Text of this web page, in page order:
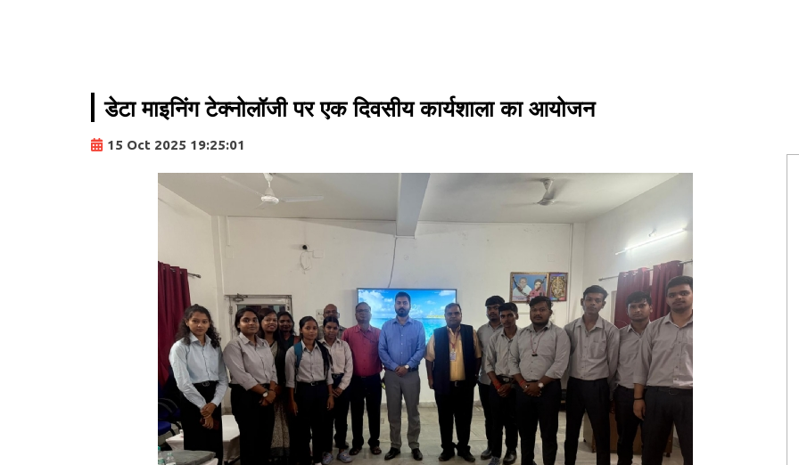
डेटा माइनिंग टेक्नोलॉजी पर एक दिवसीय कार्यशाला का आयोजन
15 Oct 2025 19:25:01